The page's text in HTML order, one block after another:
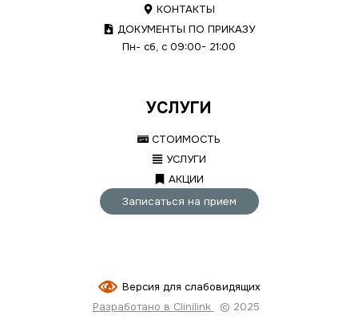
КОНТАКТЫ
ДОКУМЕНТЫ ПО ПРИКАЗУ
Пн- сб, с 09:00- 21:00
УСЛУГИ
СТОИМОСТЬ
УСЛУГИ
АКЦИИ
Записаться на прием
Версия для слабовидящих
Разработано в Clinilink
© 2025